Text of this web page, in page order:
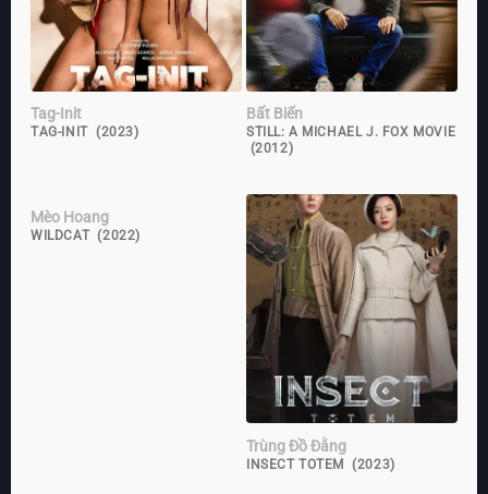
Tag-Init
TAG-INIT (2023)
Bất Biến
STILL: A MICHAEL J. FOX MOVIE
(2012)
Mèo Hoang
WILDCAT (2022)
Trùng Đồ Đằng
INSECT TOTEM (2023)